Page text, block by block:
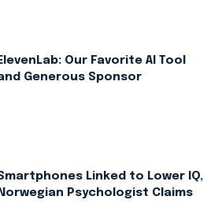
ElevenLab: Our Favorite AI Tool
Generous Sponsor
Linked to Lower IQ,
Norwegian Psychologist Claims